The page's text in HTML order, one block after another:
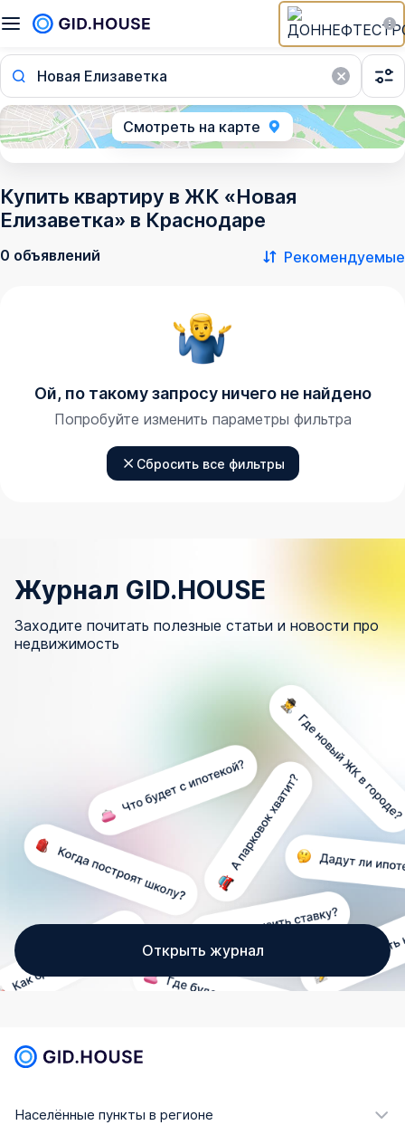
Новая Елизаветка
Смотреть на карте
Купить квартиру в ЖК «Новая
Елизаветка» в Краснодаре
0 объявлений Рекомендуемые
Ой, по такому запросу ничего не найдено
Попробуйте изменить параметры фильтра
Сбросить все фильтры
Журнал GID.HOUSE
Заходите почитать полезные статьи и новости про
недвижимость
Открыть журнал
Населённые пункты в регионе